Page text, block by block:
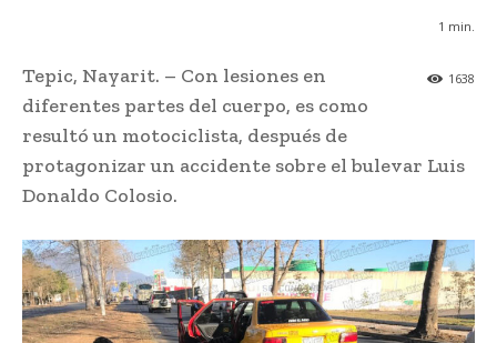
1 min.
1638
Tepic, Nayarit. – Con lesiones en
diferentes partes del cuerpo, es como
resultó un motociclista, después de
protagonizar un accidente sobre el bulevar Luis
Donaldo Colosio.